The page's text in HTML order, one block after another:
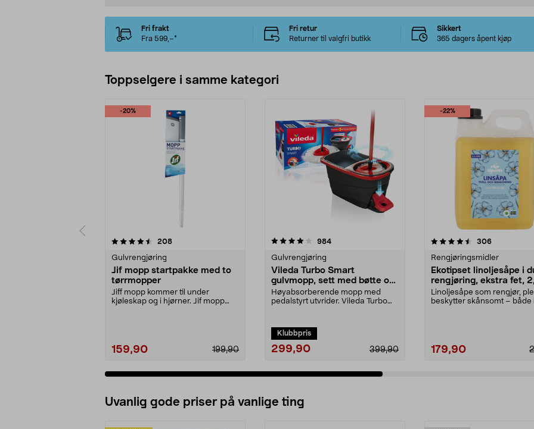
Fri frakt
Fra 599,–*
Fri retur
Returner til valgfri butikk
Sikkert
365 dagers åpent kjøp
Toppselgere i samme kategori
-20%
208anmeldelser
Gulvrengjøring
Jif mopp startpakke med to
tørrmopper
Jiff mopp kommer til under
kjøleskap og i hjørner. Jif mopp
159,90 199,90
4.0 av 5 stjerner 984anmeldelser
Gulvrengjøring
Vileda Turbo Smart
gulvmopp, sett med bøtte og
utvrider
Høyabsorberende mopp med
pedalstyrt utvrider. Vileda Turbo
Klubbpris
299,90 399,90
-22%
4.5 av 5 stjerner 306anmeldelser
Rengjøringsmidler
Ekotipset linoljesåpe i
rengjøring, ekstra fet,
Linoljesåpe som rengjør,
beskytter skånsomt – både
179,90
4.5 av 5 stjerner
Uvanlig gode priser på vanlige ting